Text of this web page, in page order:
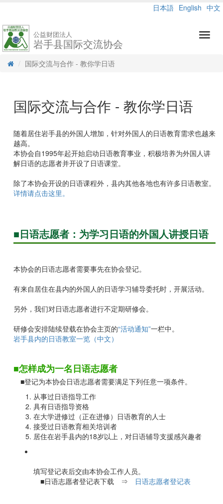
日本語 English 中文
公益财团法人
岩手县国际交流协会
国际交流与合作 - 教你学日语
国际交流与合作 - 教你学日语
随着居住岩手县的外国人增加，针对外国人的日语教育需求也越来
越高。
本协会自1995年起开始启动日语教育事业，积极培养为外国人讲
解日语的志愿者并开设了日语课堂。
除了本协会开设的日语课程外，县内其他各地也有许多日语教室。
详情请点击这里。
■日语志愿者：为学习日语的外国人讲授日语
本协会的日语志愿者需要事先在协会登记。
有来自居住在县内的外国人的日语学习辅导委托时，开展活动。
另外，我们对日语志愿者进行不定期研修会。
研修会安排陆续登载在协会主页的“活动通知”一栏中。
岩手县内的日语教室一览（中文）
■怎样成为一名日语志愿者
■登记为本协会日语志愿者需要满足下列任意一项条件。
从事过日语指导工作
具有日语指导资格
在大学进修过（正在进修）日语教育的人士
接受过日语教育相关培训者
居住在岩手县内的18岁以上，对日语辅导支援感兴趣者
填写登记表后交由本协会工作人员。
■日语志愿者登记表下载 ⇒ 日语志愿者登记表